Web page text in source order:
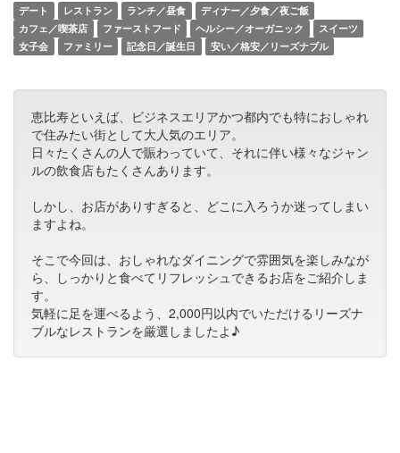
デート レストラン ランチ／昼食
ディナー／夕食／夜ご飯
カフェ／喫茶店
ファーストフード ヘルシー／オーガニック
スイーツ
女子会
ファミリー 記念日／誕生日 安い／格安／リーズナブル
恵比寿といえば、ビジネスエリアかつ都内でも特におしゃれ
で住みたい街として大人気のエリア。
日々たくさんの人で賑わっていて、それに伴い様々なジャン
ルの飲食店もたくさんあります。
しかし、お店がありすぎると、どこに入ろうか迷ってしまい
ますよね。
そこで今回は、おしゃれなダイニングで雰囲気を楽しみなが
ら、しっかりと食べてリフレッシュできるお店をご紹介しま
す。
気軽に足を運べるよう、2,000円以内でいただけるリーズナ
ブルなレストランを厳選しましたよ♪